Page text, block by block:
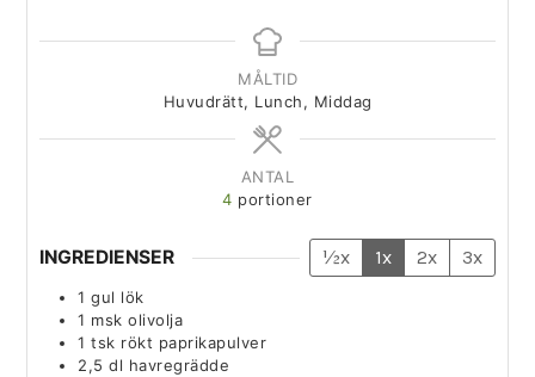
MÅLTID
Huvudrätt, Lunch, Middag
ANTAL
4 portioner
INGREDIENSER ½x 1x 2x 3x
1 gul lök
1 msk olivolja
1 tsk rökt paprikapulver
2,5 dl havregrädde